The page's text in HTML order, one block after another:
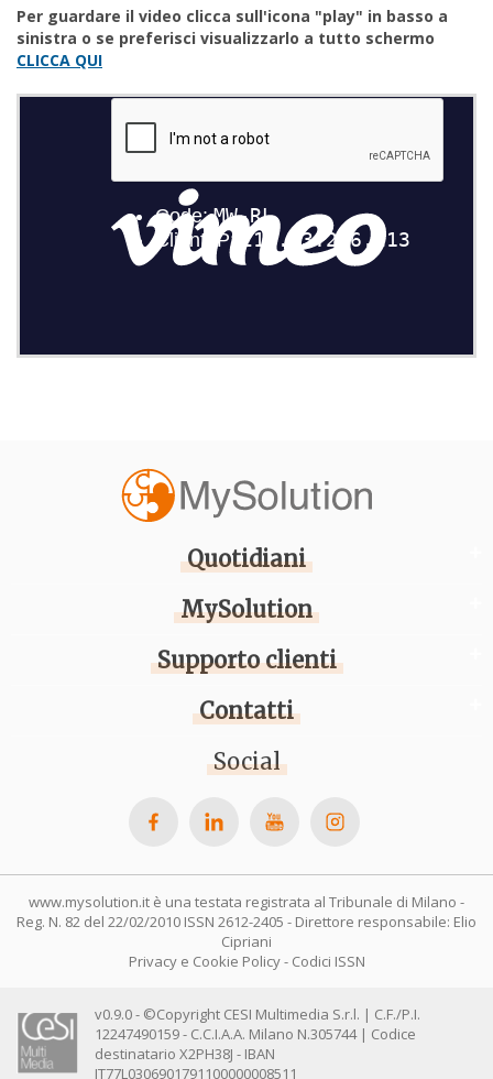
Per guardare il video clicca sull'icona "play" in basso a
sinistra o se preferisci visualizzarlo a tutto schermo
CLICCA QUI
Quotidiani
MySolution
Supporto clienti
Contatti
Social
www.mysolution.it è una testata registrata al Tribunale di Milano -
Reg. N. 82 del 22/02/2010 ISSN 2612-2405 - Direttore responsabile: Elio
Cipriani
Privacy e Cookie Policy- Codici ISSN
v0.9.0 - ©Copyright CESI Multimedia S.r.l. | C.F./P.I.
12247490159 - C.C.I.A.A. Milano N.305744 | Codice
destinatario X2PH38J - IBAN
IT77L0306901791100000008511